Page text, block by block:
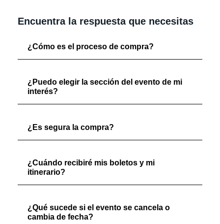
Encuentra la respuesta que necesitas
¿Cómo es el proceso de compra?
¿Puedo elegir la sección del evento de mi
interés?
¿Es segura la compra?
¿Cuándo recibiré mis boletos y mi
itinerario?
¿Qué sucede si el evento se cancela o
cambia de fecha?